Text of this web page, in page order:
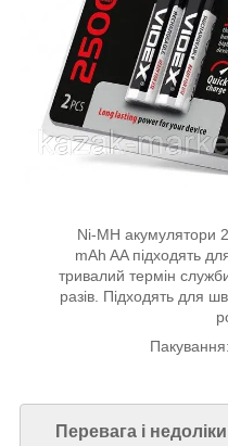
Ni-MH акумулятори
mAh AA підходять
тривалий термін
разів. Підходять для
Перевага і